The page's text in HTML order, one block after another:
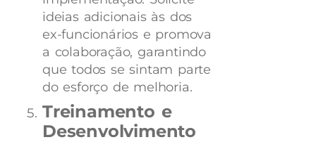
ideias adicionais às dos
ex-funcionários e promova
a colaboração, garantindo
que todos se sintam parte
do esforço de melhoria.
Treinamento e
Desenvolvimento